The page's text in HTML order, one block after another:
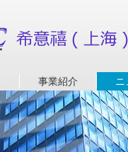
事業紹介 ニ